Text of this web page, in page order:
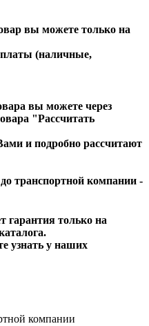
вы можете только на
(наличные,
вы можете через
"Рассчитать
и подробно рассчитают
транспортной компании -
гарантия только на
узнать у наших
компании